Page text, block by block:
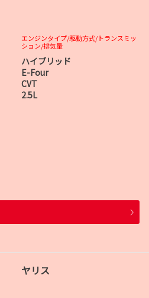
エンジンタイプ/駆動方式/トランスミッ
ション/排気量
ハイブリッド
E-Four
CVT
2.5L
ヤリス